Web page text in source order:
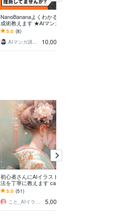
NanoBananaよくわかるマンガ作
成術教えます ★AIマンガに挫折
中の人必見！★収益化への道はま
ず作れること
5.0 (8)
AIマンガ講師 かいばしら／統一館出版
10,000
初心者さんにAIイラストの生成方
法を丁寧に教えます canvaやMidj
ourneyの使い方等、ご希望伺いま
す
5.0 (51)
こと_AIイラストレーター
5,000